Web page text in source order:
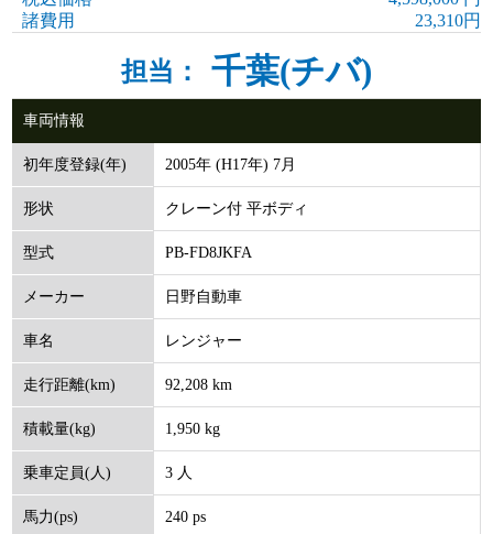
諸費用
23,310円
担当： 千葉(チバ)
車両情報
初年度登録(年) 2005年 (H17年) 7月
形状 クレーン付 平ボディ
型式 PB-FD8JKFA
メーカー 日野自動車
車名 レンジャー
走行距離(km) 92,208 km
積載量(kg) 1,950 kg
乗車定員(人) 3 人
馬力(ps) 240 ps